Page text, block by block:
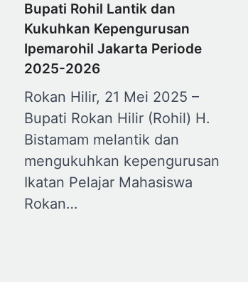
Bupati Rohil Lantik dan
Kukuhkan Kepengurusan
Ipemarohil Jakarta Periode
2025-2026
Rokan Hilir, 21 Mei 2025 –
Bupati Rokan Hilir (Rohil) H.
Bistamam melantik dan
mengukuhkan kepengurusan
Ikatan Pelajar Mahasiswa
Rokan…